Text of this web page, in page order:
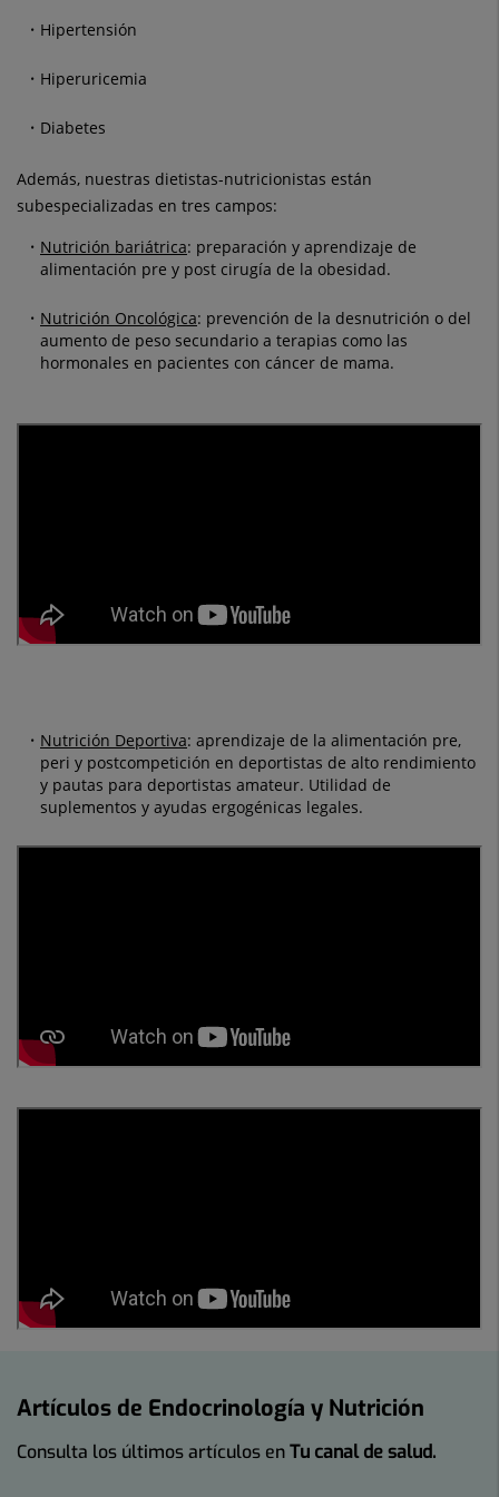
Hipertensión
Hiperuricemia
Diabetes
Además, nuestras dietistas-nutricionistas están
subespecializadas en tres campos:
Nutrición bariátrica: preparación y aprendizaje de
alimentación pre y post cirugía de la obesidad.
Nutrición Oncológica: prevención de la desnutrición o del
aumento de peso secundario a terapias como las
hormonales en pacientes con cáncer de mama.
Nutrición Deportiva: aprendizaje de la alimentación pre,
peri y postcompetición en deportistas de alto rendimiento
y pautas para deportistas amateur. Utilidad de
suplementos y ayudas ergogénicas legales.
Artículos de Endocrinología y Nutrición
Consulta los últimos artículos enTu canal de salud.